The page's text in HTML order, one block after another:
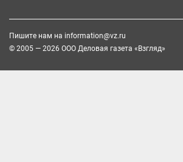
Пишите нам на information@vz.ru
© 2005 — 2026 ООО Деловая газета «Взгляд»